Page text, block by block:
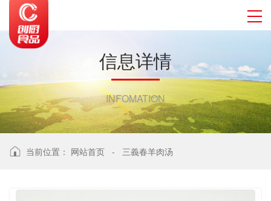
信息详情
INFOMATION
当前位置： 网站首页 - 三義春羊肉汤